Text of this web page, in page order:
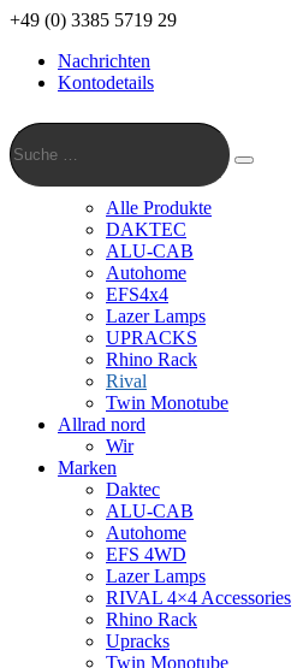
+49 (0) 3385 5719 29
Nachrichten
Kontodetails
Suche
…
Suche
Alle Produkte
DAKTEC
ALU-CAB
Autohome
EFS4x4
Lazer Lamps
UPRACKS
Rhino Rack
Rival
Twin Monotube
Allrad nord
Wir
Marken
Daktec
ALU-CAB
Autohome
EFS 4WD
Lazer Lamps
RIVAL 4×4 Accessories
Rhino Rack
Upracks
Twin Monotube